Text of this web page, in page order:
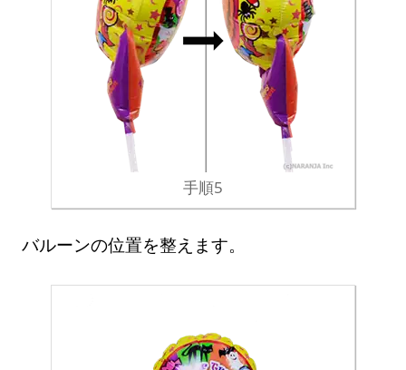
手順5
バルーンの位置を整えます。